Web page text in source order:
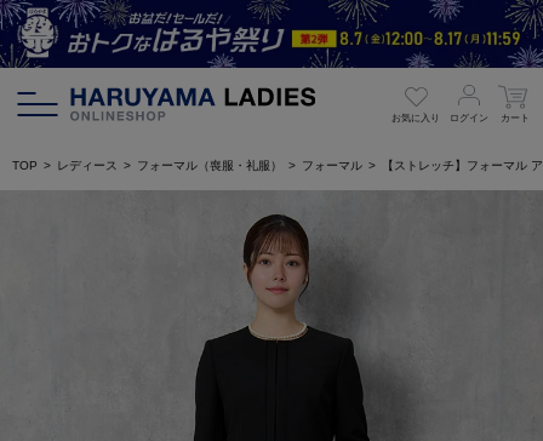
お気に入り ログイン カート
TOP レディース フォーマル（喪服・礼服） フォーマル 【ストレッチ】フォーマル